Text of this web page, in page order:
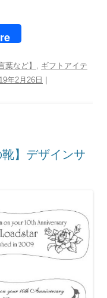
など】 , ギフトアイテ
年2月26日
靴】デザインサ